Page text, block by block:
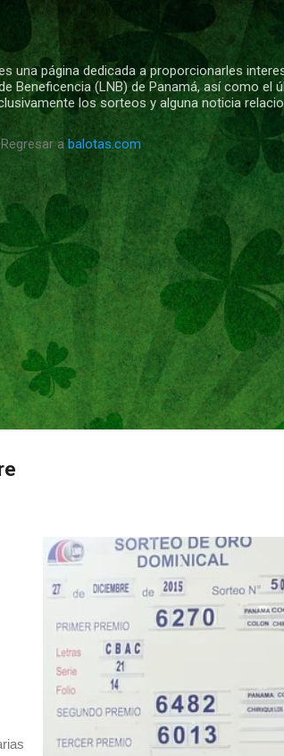
Ir al contenido principal
una página dedicada a proporcionarles
Beneficencia (LNB) de Panamá, así como el
los sorteos y alguna noticia
Regresar abalotas.com